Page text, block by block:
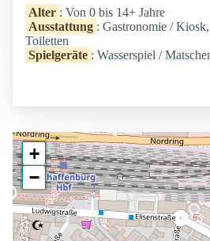
Alter : Von 0 bis 14+ Jahre
Ausstattung : Gastronomie /
Toiletten
Spielgeräte : Wasserspiel /
+
−